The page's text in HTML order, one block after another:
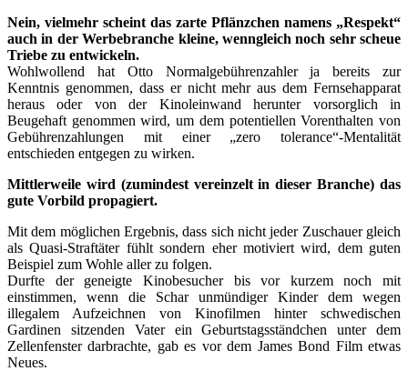
Nein, vielmehr scheint das zarte Pflänzchen namens „Respekt“
auch in der Werbebranche kleine, wenngleich noch sehr scheue
Triebe zu entwickeln.
Wohlwollend hat Otto Normalgebührenzahler ja bereits zur
Kenntnis genommen, dass er nicht mehr aus dem Fernsehapparat
heraus oder von der Kinoleinwand herunter vorsorglich in
Beugehaft genommen wird, um dem potentiellen Vorenthalten von
Gebührenzahlungen mit einer „zero tolerance“-Mentalität
entschieden entgegen zu wirken.
Mittlerweile wird (zumindest vereinzelt in dieser Branche) das
gute Vorbild propagiert.
Mit dem möglichen Ergebnis, dass sich nicht jeder Zuschauer gleich
als Quasi-Straftäter fühlt sondern eher motiviert wird, dem guten
Beispiel zum Wohle aller zu folgen.
Durfte der geneigte Kinobesucher bis vor kurzem noch mit
einstimmen, wenn die Schar unmündiger Kinder dem wegen
illegalem Aufzeichnen von Kinofilmen hinter schwedischen
Gardinen sitzenden Vater ein Geburtstagsständchen unter dem
Zellenfenster darbrachte, gab es vor dem James Bond Film etwas
Neues.